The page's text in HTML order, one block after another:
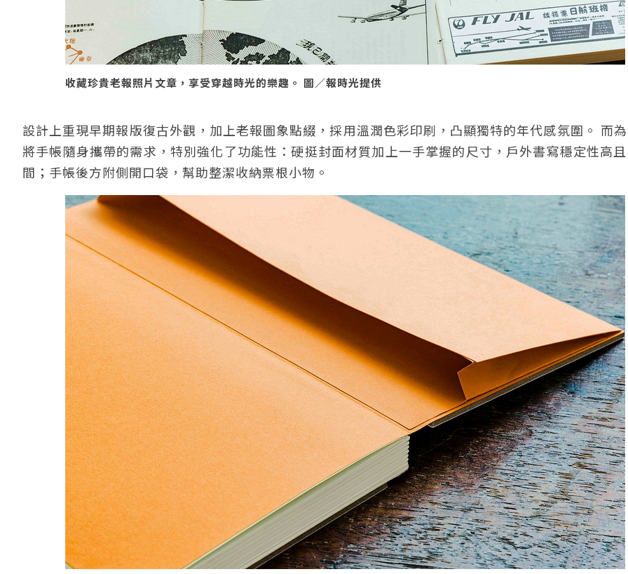
收藏珍貴老報照片文章，享受穿越時光的樂趣。 圖／報時光提供
設計上重現早期報版復古外觀，加上老報圖象點綴，採用溫潤色彩印刷，凸顯獨特的年代感氛圍。 而
將手帳隨身攜帶的需求，特別強化了功能性：硬挺封面材質加上一手掌握的尺寸，戶外書寫穩定性高
間；手帳後方附側開口袋，幫助整潔收納票根小物。